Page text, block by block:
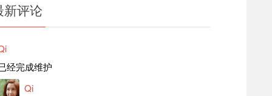
新评论
经完成维护
Qi